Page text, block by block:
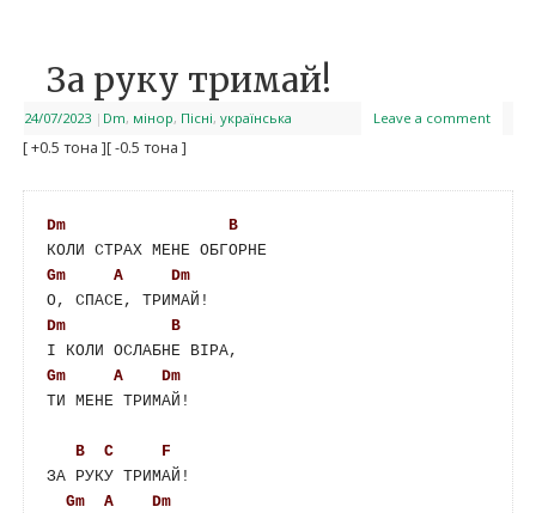
За руку тримай!
24/07/2023 | Dm, мінор, Пісні, українська Leave a comment
[ +0.5 тона ][ -0.5 тона ]
Dm
B
КОЛИ СТРАХ МЕНЕ ОБГОРНЕ
Gm
A
Dm
Dm
B
Gm
A
Dm
ТИ МЕНЕ ТРИМАЙ!
B C
F
ЗА РУКУ ТРИМАЙ!
Gm
A
Dm